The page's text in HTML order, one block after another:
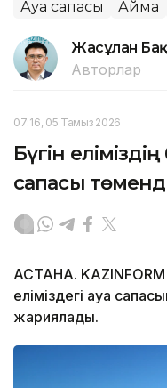
Ауа сапасы Аймақ
Жасұлан
Авторлар
07:16, 05 Тамыз 2026
Бүгін
сапасы
АСТАНА.
еліміздегі ауа
жариялады.